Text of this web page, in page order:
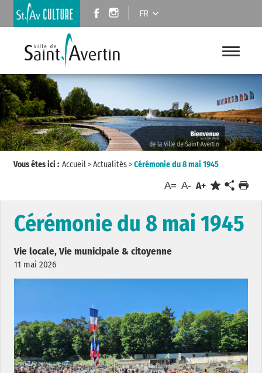
FR
Vous êtes ici : Accueil>Actualités>Cérémonie du 8 mai 1945
A= A- A+
Cérémonie du 8 mai 1945
Vie locale, Vie municipale & citoyenne
11 mai 2026